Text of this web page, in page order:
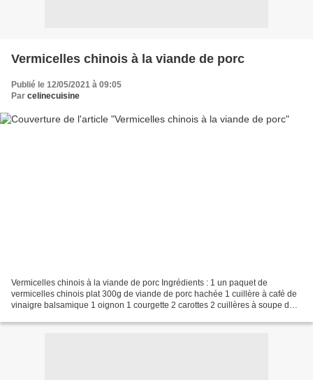
Vermicelles chinois à la viande de porc
Publié le 12/05/2021 à 09:05
Par celinecuisine
Vermicelles chinois à la viande de porc Ingrédients : 1 un paquet de
vermicelles chinois plat 300g de viande de porc hachée 1 cuillère à café de
vinaigre balsamique 1 oignon 1 courgette 2 carottes 2 cuillères à soupe de